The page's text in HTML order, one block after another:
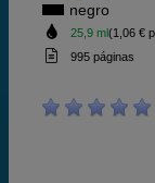
negro
25,9 ml(1,06 €
995 páginas